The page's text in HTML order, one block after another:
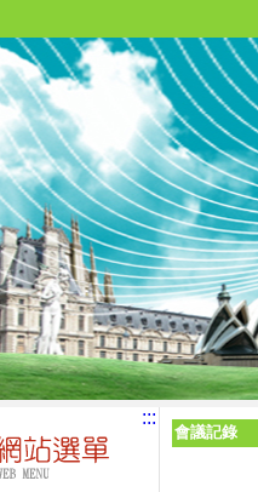
:::
會議記錄